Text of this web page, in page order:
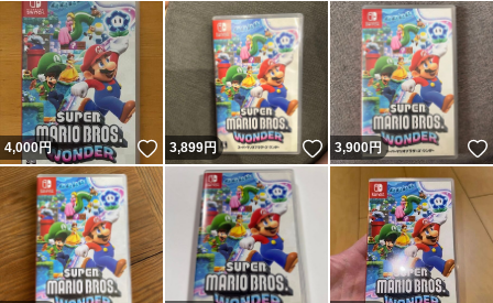
4,000円 いいね！
3,899円 いいね！
3,900円